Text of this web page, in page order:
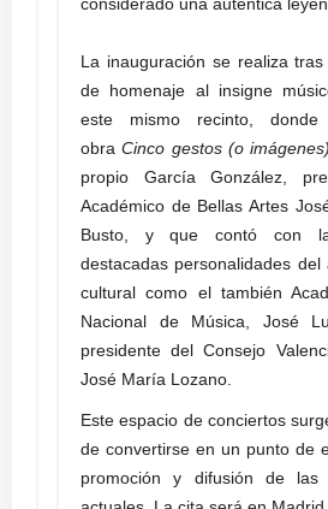
considerado una auténtica
La inauguración se realiza
de homenaje al insigne
este mismo recinto,
obraCinco gestos (o
propio García González,
Académico de Bellas Artes
Busto, y que contó con
destacadas personalidades
cultural como el también
Nacional de Música, José
presidente del Consejo
José María Lozano.
Este espacio de conciertos
de convertirse en un punto de
promoción y difusión de las